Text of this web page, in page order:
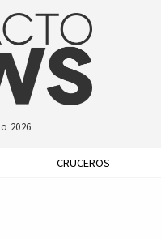
2026
CRUCEROS